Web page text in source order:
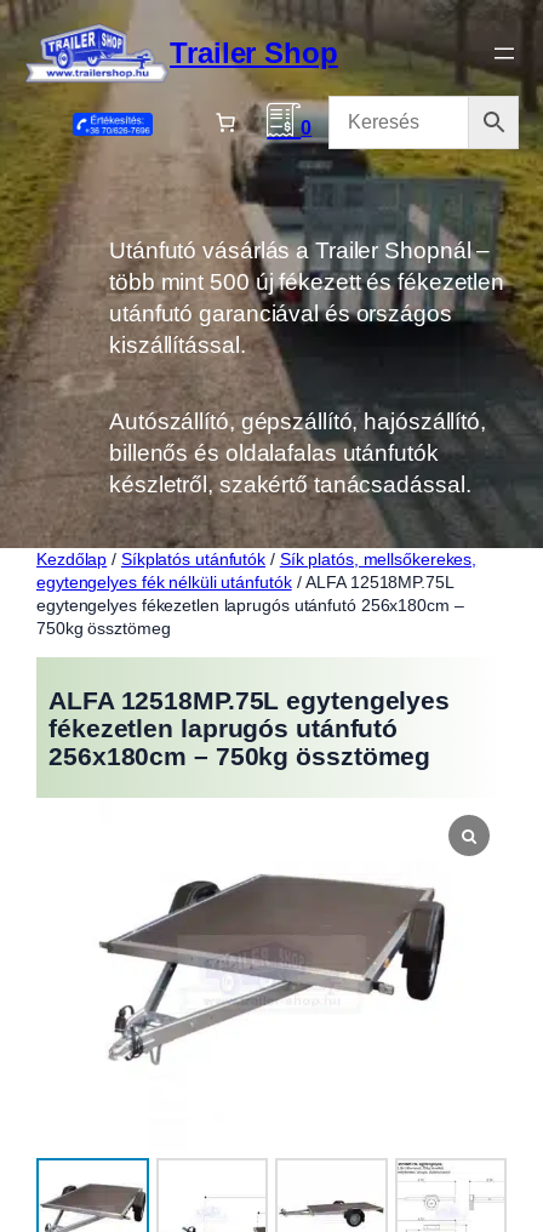
Ugrás
tartalomhoz
Trailer Shop
0
Utánfutó vásárlás a Trailer Shopnál –
több mint 500 új fékezett és fékezetlen
utánfutó garanciával és országos
kiszállítással.
Autószállító, gépszállító, hajószállító,
billenős és oldalafalas utánfutók
készletről, szakértő tanácsadással.
Kezdőlap / Síkplatós utánfutók / Sík platós, mellsőkerekes,
egytengelyes fék nélküli utánfutók/ ALFA 12518MP.75L
egytengelyes fékezetlen laprugós utánfutó 256x180cm –
750kg össztömeg
ALFA 12518MP.75L egytengelyes
fékezetlen laprugós utánfutó
256x180cm – 750kg össztömeg